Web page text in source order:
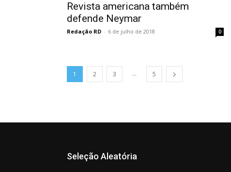
Revista americana também
defende Neymar
Redação RD - 6 de julho de 2018 0
1 2 3 ... 5
Seleção Aleatória